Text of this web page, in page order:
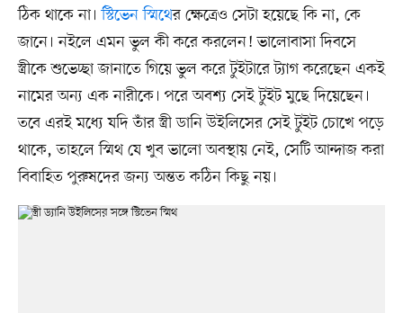
ঠিক থাকে না।স্টিভেন স্মিথের ক্ষেত্রেও সেটা হয়েছে কি না, কে
জানে। নইলে এমন ভুল কী করে করলেন! ভালোবাসা দিবসে
স্ত্রীকে শুভেচ্ছা জানাতে গিয়ে ভুল করে টুইটারে ট্যাগ করেছেন একই
নামের অন্য এক নারীকে। পরে অবশ্য সেই টুইট মুছে দিয়েছেন।
তবে এরই মধ্যে যদি তাঁর স্ত্রী ডানি উইলিসের সেই টুইট চোখে পড়ে
থাকে, তাহলে স্মিথ যে খুব ভালো অবস্থায় নেই, সেটি আন্দাজ করা
বিবাহিত পুরুষদের জন্য অন্তত কঠিন কিছু নয়।